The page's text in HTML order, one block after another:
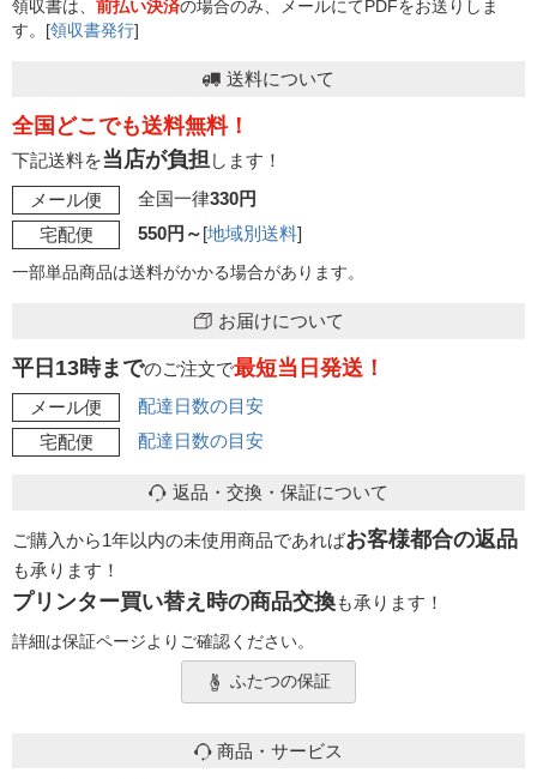
領収書は、 前払い決済の場合のみ、メールにてPDFをお送りしま
す。[領収書発行]
送料について
全国どこでも送料無料！
下記送料を当店が負担します！
メール便
全国一律330円
宅配便
550円～[地域別送料]
一部単品商品は送料がかかる場合があります。
お届けについて
平日13時までのご注文で最短当日発送！
メール便
配達日数の目安
宅配便
配達日数の目安
返品・交換・保証について
ご購入から1年以内の未使用商品であればお客様都合の返品
も承ります！
プリンター買い替え時の商品交換も承ります！
詳細は保証ページよりご確認ください。
ふたつの保証
商品・サービス